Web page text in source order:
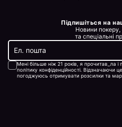
Підпишіться на
Новини покеру,
та спеціальні
Мені більше ніж 21 років, я прочитав_ла
політику конфіденційності.
погоджуюсь отримувати розсилки та